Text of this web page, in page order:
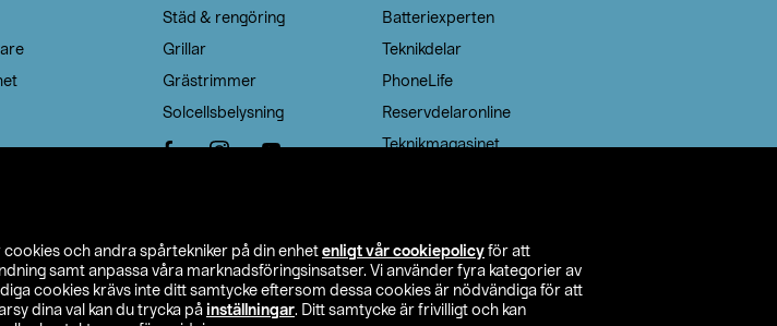
och andra spårtekniker på din enhet enligt vår cookiepolicy för att
samt anpassa våra marknadsföringsinsatser. Vi använder fyra kategorier av
cookies krävs inte ditt samtycke eftersom dessa cookies är nödvändiga för att
dina val kan du trycka på inställningar. Ditt samtycke är frivilligt och kan
Städ & rengöring
Grillar
Grästrimmer
Solcellsbelysning
Batteriexperten
Teknikdelar
PhoneLife
Reservdelaronline
Teknikmagasinet